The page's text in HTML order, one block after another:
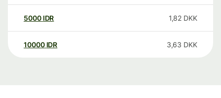
5000 IDR 1,82 DKK
10000 IDR 3,63 DKK